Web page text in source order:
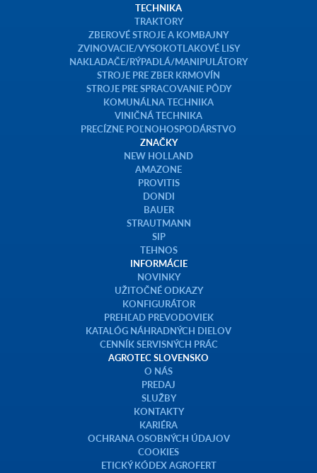
TECHNIKA
TRAKTORY
ZBEROVÉ STROJE A KOMBAJNY
ZVINOVACIE/VYSOKOTLAKOVÉ LISY
NAKLADAČE/RÝPADLÁ/MANIPULÁTORY
STROJE PRE ZBER KRMOVÍN
STROJE PRE SPRACOVANIE PÔDY
KOMUNÁLNA TECHNIKA
VINIČNÁ TECHNIKA
PRECÍZNE POĽNOHOSPODÁRSTVO
ZNAČKY
NEW HOLLAND
AMAZONE
PROVITIS
DONDI
BAUER
STRAUTMANN
SIP
TEHNOS
INFORMÁCIE
NOVINKY
UŽITOČNÉ ODKAZY
KONFIGURÁTOR
PREHĽAD PREVODOVIEK
KATALÓG NÁHRADNÝCH DIELOV
CENNÍK SERVISNÝCH PRÁC
AGROTEC SLOVENSKO
O NÁS
PREDAJ
SLUŽBY
KONTAKTY
KARIÉRA
OCHRANA OSOBNÝCH ÚDAJOV
COOKIES
ETICKÝ KÓDEX AGROFERT